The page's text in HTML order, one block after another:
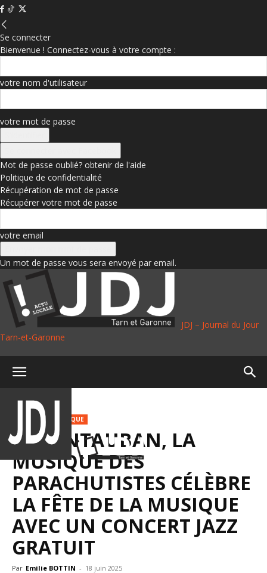
Se connecter
Bienvenue ! Connectez-vous à votre compte :
votre nom d'utilisateur
votre mot de passe
Mot de passe oublié? obtenir de l'aide
Politique de confidentialité
Récupération de mot de passe
Récupérer votre mot de passe
votre email
Un mot de passe vous sera envoyé par email.
JDJ – Journal du Jour
Tarn-et-Garonne
Accueil Culture
CULTURE MUSIQUE
À MONTAUBAN, LA
MUSIQUE DES
PARACHUTISTES CÉLÈBRE
LA FÊTE DE LA MUSIQUE
AVEC UN CONCERT JAZZ
GRATUIT
Par Emilie BOTTIN - 18 juin 2025